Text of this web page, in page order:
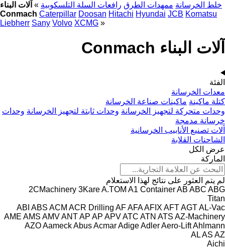
خلط الخرسانة ممهدات الطرق رافعات السلة التلسكوبية » آلات البناء
Conmach Caterpillar Doosan Hitachi Hyundai JCB Komatsu
Liebherr Sany Volvo XCMG »
آلات البناء Conmach
الفئة
معدات الخرسانة
كتلة ماكينة ماكينات صناعة الخرسانة
وحدات متحركة لتجهيز الخرسانة وحدات ثابتة لتجهيز الخرسانة وحدات
خرسانة مدمجة
آلات تصنيع الأنابيب الخرسانية
الشاحنات القلابة
عرض الكل
الماركة
لم يتم العثور على نتائج لهذا الاستعلام
2CMachinery 3KareA.TOM A1 ContainerAB ABC ABG
Titan
ABI ABS ACM ACR Drilling AFAFAAFIX AFTAGTAL-Vac
AME AMS AMVANTAP AP APVATC ATN ATS AZ-Machinery
AZOAameckAbusAcmarAdigeAdlerAero-LiftAhlmann
ALAS AZ
Aichi